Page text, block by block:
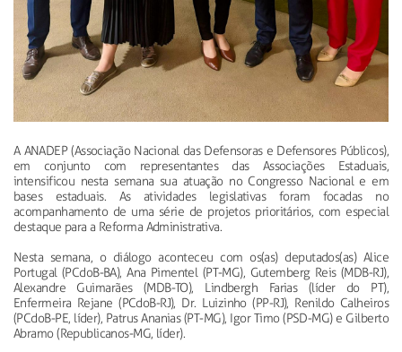
A ANADEP (Associação Nacional das Defensoras e Defensores Públicos),
em conjunto com representantes das Associações Estaduais,
intensificou nesta semana sua atuação no Congresso Nacional e em
bases estaduais. As atividades legislativas foram focadas no
acompanhamento de uma série de projetos prioritários, com especial
destaque para a Reforma Administrativa.
Nesta semana, o diálogo aconteceu com os(as) deputados(as) Alice
Portugal (PCdoB-BA), Ana Pimentel (PT-MG), Gutemberg Reis (MDB-RJ),
Alexandre Guimarães (MDB-TO), Lindbergh Farias (líder do PT),
Enfermeira Rejane (PCdoB-RJ), Dr. Luizinho (PP-RJ), Renildo Calheiros
(PCdoB-PE, líder), Patrus Ananias (PT-MG), Igor Timo (PSD-MG) e Gilberto
Abramo (Republicanos-MG, líder).